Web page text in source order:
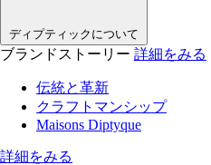
ディプティックについて
ブランドストーリー 詳細をみる
伝統と革新
クラフトマンシップ
Maisons Diptyque
詳細をみる